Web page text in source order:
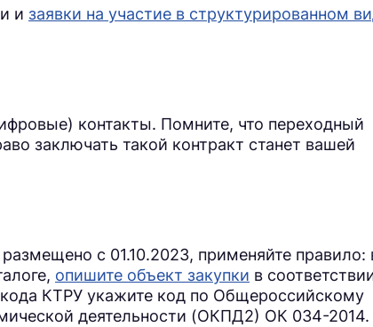
и заявки на участие в структурированном
контакты. Помните, что переходный
заключать такой контракт станет вашей
с 01.10.2023, применяйте правило:
опишите объект закупки в
КТРУ укажите код по Общероссийскому
деятельности (ОКПД2) ОК 034-2014.